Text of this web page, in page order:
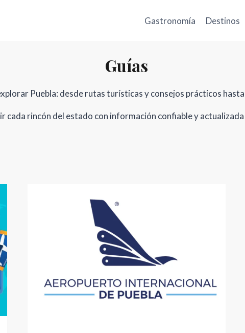
Gastronomía Destinos
Guías
Puebla: desde rutas turísticas y consejos prácticos
cada rincón del estado con información confiable y